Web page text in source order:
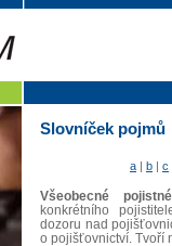
Slovníček pojmů
a | b | c
Všeobecné
konkrétního
dozoru nad
o pojišťovnictví. Tvoří